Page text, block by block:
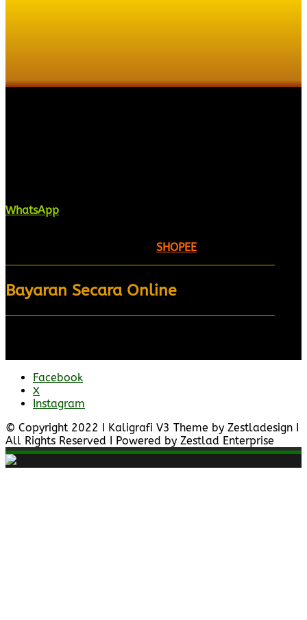
WhatsApp
SHOPEE
Bayaran Secara Online
Facebook
X
Instagram
© Copyright 2022 I Kaligrafi V3 Theme by Zestladesign I
All Rights Reserved I Powered by Zestlad Enterprise